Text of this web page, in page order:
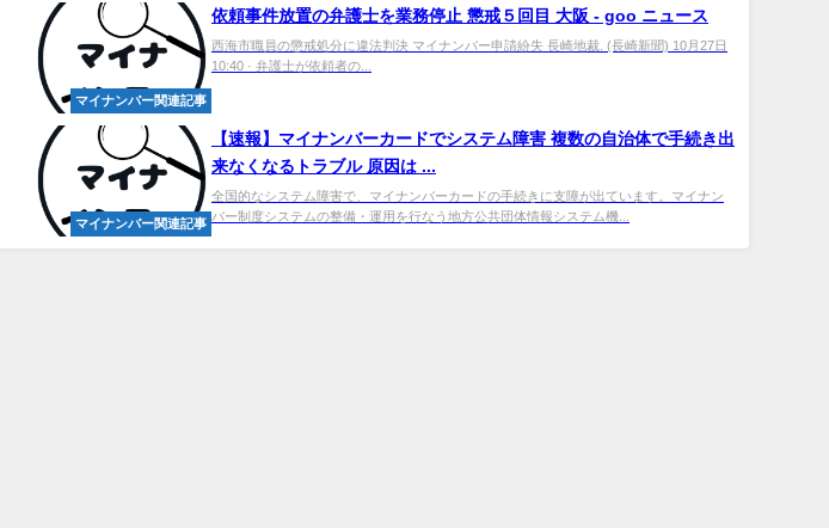
マイナンバー関連記事
依頼事件放置の弁護士を業務停止 懲戒５回目 大阪 - goo ニュース
西海市職員の懲戒処分に違法判決 マイナンバー申請紛失 長崎地裁. (長崎新聞) 10月27日
10:40 · 弁護士が依頼者の...
マイナンバー関連記事
【速報】 マイナンバーカードでシステム障害 複数の自治体で手続き出
来なくなるトラブル 原因は ...
全国的なシステム障害で、マイナンバーカードの手続きに支障が出ています。マイナン
バー制度システムの整備・運用を行なう地方公共団体情報システム機...